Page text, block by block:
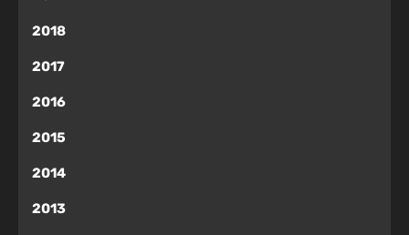
2018
2017
2016
2015
2014
2013